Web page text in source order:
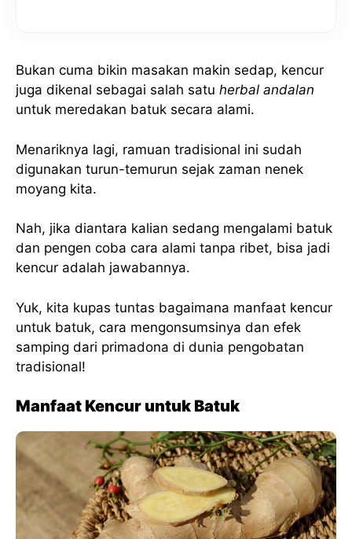
Bukan cuma bikin masakan makin sedap, kencur
juga dikenal sebagai salah satu herbal andalan
untuk meredakan batuk secara alami.
Menariknya lagi, ramuan tradisional ini sudah
digunakan turun-temurun sejak zaman nenek
moyang kita.
Nah, jika diantara kalian sedang mengalami batuk
dan pengen coba cara alami tanpa ribet, bisa jadi
kencur adalah jawabannya.
Yuk, kita kupas tuntas bagaimana manfaat kencur
untuk batuk, cara mengonsumsinya dan efek
samping dari primadona di dunia pengobatan
tradisional!
Manfaat Kencur untuk Batuk